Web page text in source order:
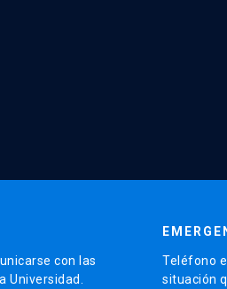
con las
Universidad.
Teléfono
situación